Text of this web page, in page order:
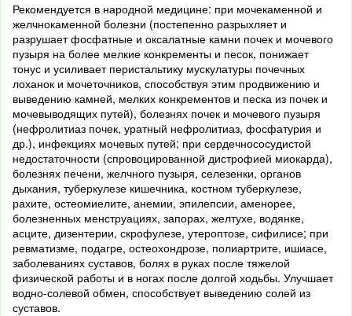
Рекомендуется в народной медицине: при мочекаменной и
желчнокаменной болезни (постепенно разрыхляет и
разрушает фосфатные и оксалатные камни почек и мочевого
пузыря на более мелкие конкременты и песок, понижает
тонус и усиливает перистальтику мускулатуры почечных
лоханок и мочеточников, способствуя этим продвижению и
выведению камней, мелких конкрементов и песка из почек и
мочевыводящих путей), болезнях почек и мочевого пузыря
(нефролитиаз почек, уратный нефролитиаз, фосфатурия и
др.), инфекциях мочевых путей; при сердечнососудистой
недостаточности (спровоцированной дистрофией миокарда),
болезнях печени, желчного пузыря, селезенки, органов
дыхания, туберкулезе кишечника, костном туберкулезе,
рахите, остеомиелите, анемии, эпилепсии, аменорее,
болезненных менструациях, запорах, желтухе, водянке,
асците, дизентерии, скрофулезе, утероптозе, сифилисе; при
ревматизме, подагре, остеохондрозе, полиартрите, ишиасе,
заболеваниях суставов, болях в руках после тяжелой
физической работы и в ногах после долгой ходьбы. Улучшает
водно-солевой обмен, способствует выведению солей из
суставов.